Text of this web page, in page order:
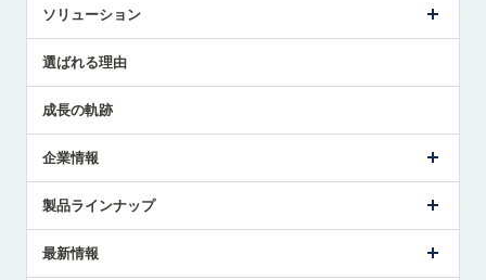
ソリューション
解決策提案
選ばれる理由
成長の軌跡
企業情報
ごあいさつ
受賞履歴
製品ラインナップ
ツールセッタ製品
最新情報